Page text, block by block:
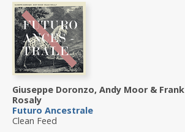
Giuseppe Doronzo, Andy Moor & Frank
Rosaly
Futuro Ancestrale
Clean Feed